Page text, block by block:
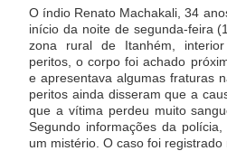
O índio Renato Machakali, 34
início da noite de segunda-feira
zona rural de Itanhém,
peritos, o corpo foi achado
e apresentava algumas fraturas
peritos ainda disseram que a
que a vítima perdeu muito
Segundo informações da
um mistério. O caso foi registrado